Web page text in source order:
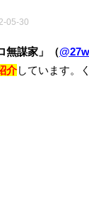
05-30
無謀家」（
介しています。